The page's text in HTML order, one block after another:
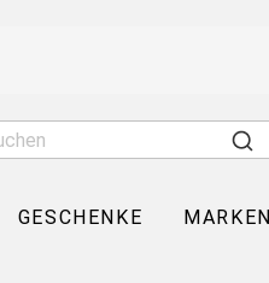
GESCHENKE MARKEN